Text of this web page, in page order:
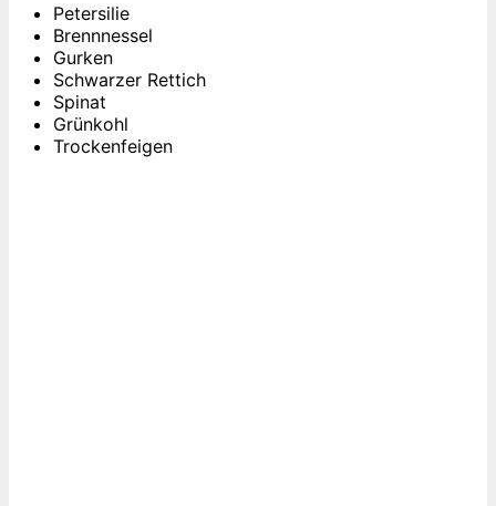
Petersilie
Brennnessel
Gurken
Schwarzer Rettich
Spinat
Grünkohl
Trockenfeigen